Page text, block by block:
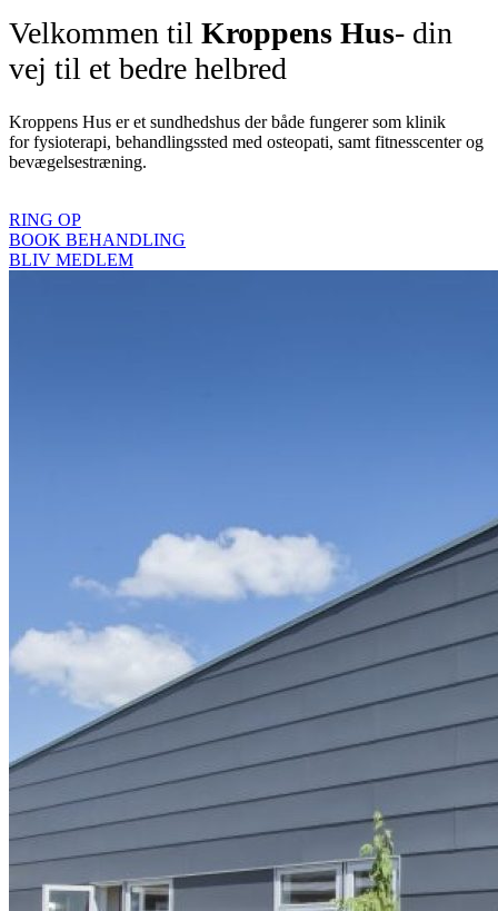
Velkommen til Kroppens Hus- din
vej til et bedre helbred
Kroppens Hus er et sundhedshus der både fungerer som klinik
for fysioterapi, behandlingssted med osteopati, samt fitnesscenter og
bevægelsestræning.
RING OP
BOOK BEHANDLING
BLIV MEDLEM